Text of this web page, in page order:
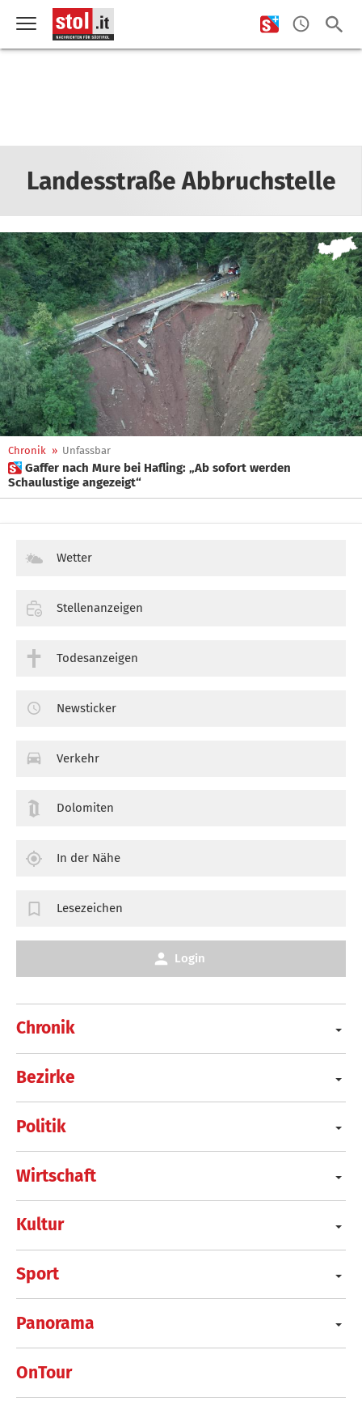
Landesstraße Abbruchstelle
Chronik » Unfassbar
 Gaffer nach Mure bei Hafling: „Ab sofort werden
Schaulustige angezeigt“
Chronik
Bezirke
Politik
Wirtschaft
Kultur
Sport
Panorama
OnTour
Wetter
Stellenanzeigen
Todesanzeigen
Newsticker
Verkehr
Dolomiten
In der Nähe
Lesezeichen
Login